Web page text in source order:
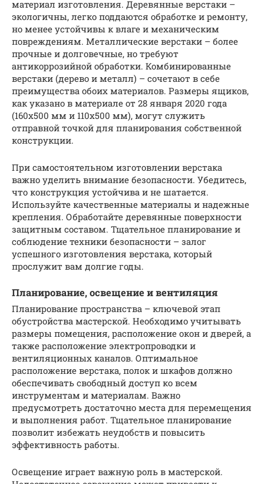
материал изготовления. Деревянные верстаки –
экологичны, легко поддаются обработке и ремонту,
но менее устойчивы к влаге и механическим
повреждениям. Металлические верстаки – более
прочные и долговечные, но требуют
антикоррозийной обработки. Комбинированные
верстаки (дерево и металл) – сочетают в себе
преимущества обоих материалов. Размеры ящиков,
как указано в материале от 28 января 2020 года
(160х500 мм и 110х500 мм), могут служить
отправной точкой для планирования собственной
конструкции.
При самостоятельном изготовлении верстака
важно уделить внимание безопасности. Убедитесь,
что конструкция устойчива и не шатается.
Используйте качественные материалы и надежные
крепления. Обработайте деревянные поверхности
защитным составом. Тщательное планирование и
соблюдение техники безопасности – залог
успешного изготовления верстака, который
прослужит вам долгие годы.
Планирование, освещение и вентиляция
Планирование пространства – ключевой этап
обустройства мастерской. Необходимо учитывать
размеры помещения, расположение окон и дверей, а
также расположение электропроводки и
вентиляционных каналов. Оптимальное
расположение верстака, полок и шкафов должно
обеспечивать свободный доступ ко всем
инструментам и материалам. Важно
предусмотреть достаточно места для перемещения
и выполнения работ. Тщательное планирование
позволит избежать неудобств и повысить
эффективность работы.
Освещение играет важную роль в мастерской.